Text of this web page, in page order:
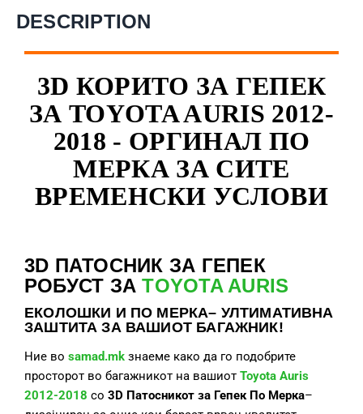
DESCRIPTION
3D КОРИТО ЗА ГЕПЕК
ЗА TOYOTA AURIS 2012-
2018 - ОРГИНАЛ ПО
МЕРКА ЗА СИТЕ
ВРЕМЕНСКИ УСЛОВИ
3D ПАТОСНИК ЗА ГЕПЕК
РОБУСТ ЗАTOYOTA AURIS
ЕКОЛОШКИ И ПО МЕРКА– УЛТИМАТИВНА
ЗАШТИТА ЗА ВАШИОТ БАГАЖНИК!
Ние во samad.mk знаеме како да го подобрите
просторот во багажникот на вашиот Toyota Auris
2012-2018 со 3D Патосникот за Гепек По Мерка–